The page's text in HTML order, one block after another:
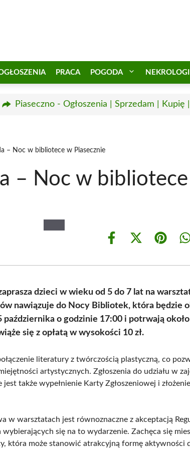
PRACA POGODA NEKROLOGI
Piaseczno - Ogłoszenia | Sprzedam | Kupię
– Noc w bibliotece w Piasecznie
– Noc w
Share
Share
(Twitter)
Share
dzieci w wieku od 5 do 7 lat na
nawiązuje do Nocy Bibliotek, która będzie
października o godzinie 17:00 i potrwają
się z opłatą w wysokości 10 zł.
literatury z twórczością plastyczną, co
artystycznych. Zgłoszenia do udziału w
także wypełnienie Karty Zgłoszeniowej i
w warsztatach jest równoznaczne z akceptacją
się na to wydarzenie. Zachęca się
która może stanowić atrakcyjną formę aktywności